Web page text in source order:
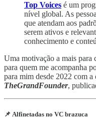
Top Voices é um
nível global. As
que atendam aos
serem ativos e
conhecimento e
Uma motivação a mais
para quem me acompanha
para mim desde 2022 com a
TheGrandFounder,
📌 Alfinetadas no VC brazuca